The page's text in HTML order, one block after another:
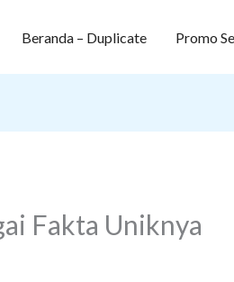
Beranda – Duplicate Promo
Fakta Uniknya